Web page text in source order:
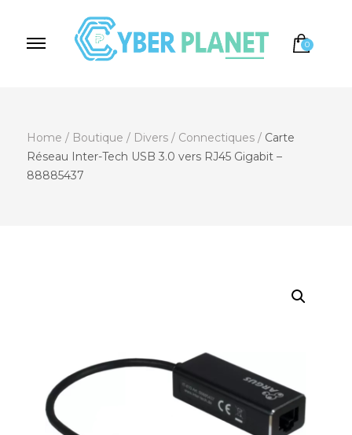
0
Home / Boutique / Divers / Connectiques / Carte
Réseau Inter-Tech USB 3.0 vers RJ45 Gigabit –
88885437